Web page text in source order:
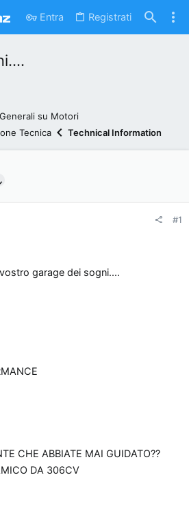
Entra Registrati
su Motori
Tecnica
Technical Information
#1
garage dei sogni....
CHE ABBIATE MAI GUIDATO??
DA 306CV